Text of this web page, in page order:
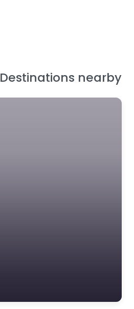
Destinations nearby